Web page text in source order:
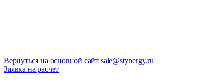
Вернуться на основной сайт sale@stynergy.ru
Заявка на расчет